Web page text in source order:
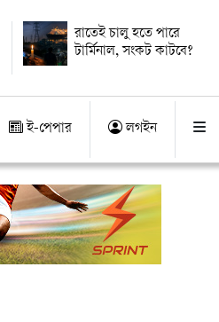
রাতেই চালু হতে পারে
টার্মিনাল, সংকট কাটবে?
ই-পেপার লগইন